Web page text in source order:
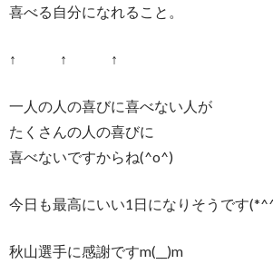
喜べる自分になれること。
↑ ↑ ↑
一人の人の喜びに喜べない人が
たくさんの人の喜びに
喜べないですからね(^o^)
今日も最高にいい1日になりそうです
秋山選手に感謝ですm(__)m